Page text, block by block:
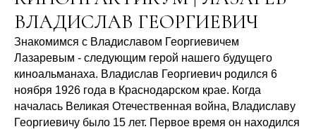
ВЛАДИСЛАВ ГЕОРГИЕВИЧ
Знакомимся с Владиславом Георгиевичем
Лазаревым - следующим герой нашего будущего
киноальманаха. Владислав Георгиевич родился 6
ноября 1926 года в Краснодарском крае. Когда
началась Великая Отечественная война, Владиславу
Георгиевичу было 15 лет. Первое время он находился